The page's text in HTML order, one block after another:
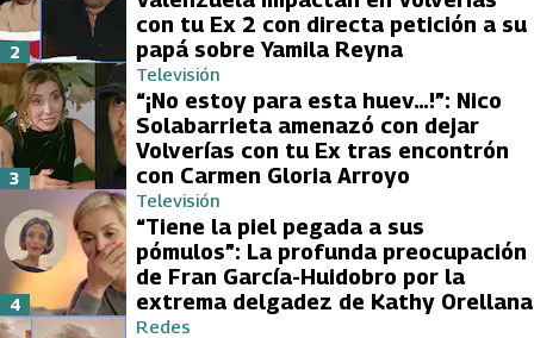
con tu Ex 2 con directa petición a su
papá sobre Yamila Reyna
2
Televisión
“¡No estoy para esta huev…!”: Nico
Solabarrieta amenazó con dejar
Volverías con tu Ex tras encontrón
con Carmen Gloria Arroyo
3
Televisión
“Tiene la piel pegada a sus
pómulos”: La profunda preocupación
de Fran García-Huidobro por la
extrema delgadez de Kathy Orellana
4
Redes